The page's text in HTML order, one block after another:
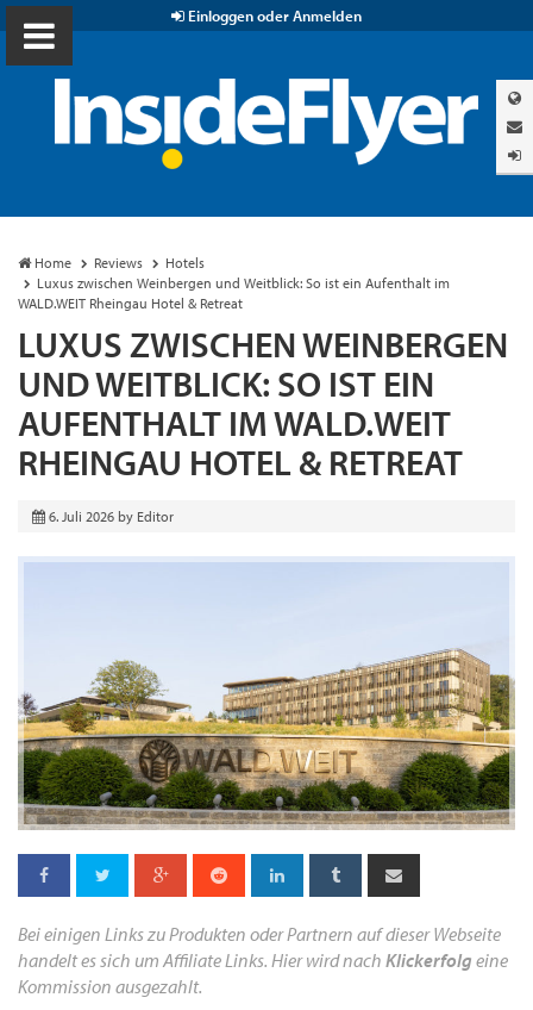
Einloggen oder Anmelden
Home Reviews
Hotels
Luxus zwischen Weinbergen und Weitblick: So ist ein Aufenthalt im
WALD.WEIT Rheingau Hotel & Retreat
LUXUS ZWISCHEN WEINBERGEN
UND WEITBLICK: SO IST EIN
AUFENTHALT IM WALD.WEIT
RHEINGAU HOTEL & RETREAT
6. Juli 2026 by Editor
Bei einigen Links zu Produkten oder Partnern auf dieser Webseite
handelt es sich um Affiliate Links. Hier wird nach Klickerfolg eine
Kommission ausgezahlt.